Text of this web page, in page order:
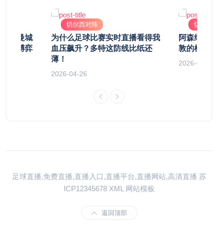
阵曼城
术博弈
切尔西对阵
为什么足球比赛实时直播看得我
血压飙升？多特这防线比纸还
薄！
2026-04-26
切尔西
阿森纳 vs
敦的枪，
2026-04-18
足球直播,免费直播,直播入口,直播平台,直播网站,高清直播 苏
ICP12345678 XML 网站模板
返回顶部